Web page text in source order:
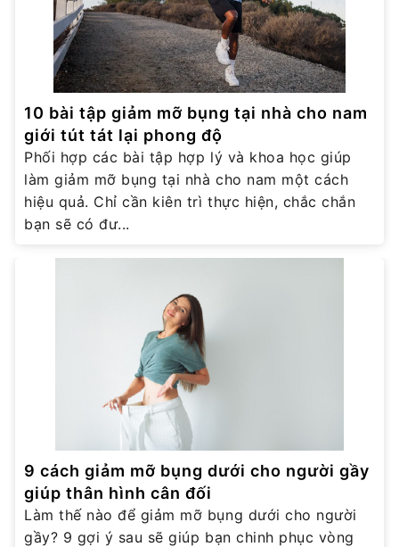
10 bài tập giảm mỡ bụng tại nhà cho nam
giới tút tát lại phong độ
Phối hợp các bài tập hợp lý và khoa học giúp
làm giảm mỡ bụng tại nhà cho nam một cách
hiệu quả. Chỉ cần kiên trì thực hiện, chắc chắn
bạn sẽ có đư...
9 cách giảm mỡ bụng dưới cho người gầy
giúp thân hình cân đối
Làm thế nào để giảm mỡ bụng dưới cho người
gầy? 9 gợi ý sau sẽ giúp bạn chinh phục vòng